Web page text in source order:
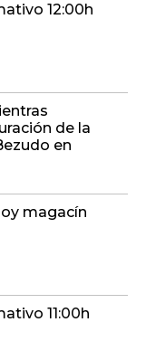
12:00h
de la
en
magacín
11:00h